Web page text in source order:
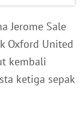
Jerome Sale
Oxford United
kembali
ketiga sepak